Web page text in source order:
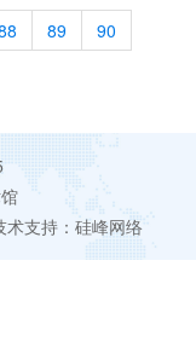
89
90
术支持： 硅峰网络